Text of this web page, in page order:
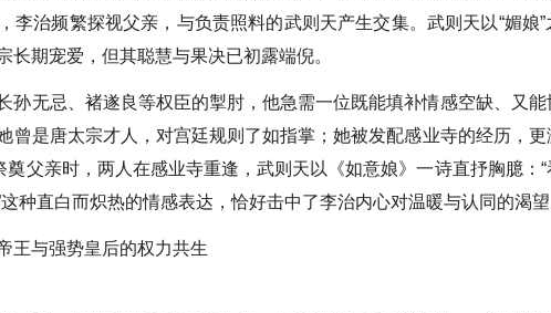
李治频繁探视父亲，与负责照料的武则天产生交集。武则天以“媚娘
长期宠爱，但其聪慧与果决已初露端倪。
孙无忌、褚遂良等权臣的掣肘，他急需一位既能填补情感空缺、又能
曾是唐太宗才人，对宫廷规则了如指掌；她被发配感业寺的经历，
父亲时，两人在感业寺重逢，武则天以《如意娘》一诗直抒胸臆：“
种直白而炽热的情感表达，恰好击中了李治内心对温暖与认同的渴望
王与强势皇后的权力共生